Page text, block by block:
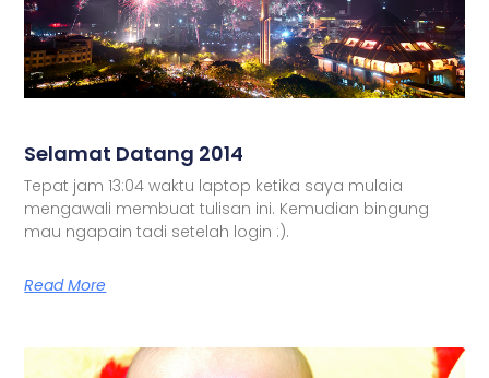
Selamat Datang 2014
Tepat jam 13:04 waktu laptop ketika saya mulaia
mengawali membuat tulisan ini. Kemudian bingung
mau ngapain tadi setelah login :).
Read More